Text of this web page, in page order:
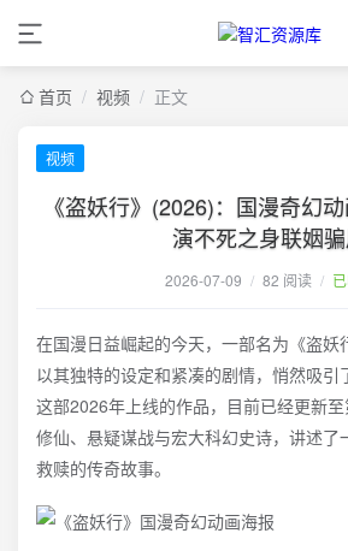
首页 / 视频 / 正文
视频
《盗妖行》(2026)：国漫奇幻
演不死之身联姻
2026-07-09 / 82 阅读 /
在国漫日益崛起的今天，一部名为《盗妖
以其独特的设定和紧凑的剧情，悄然吸引
这部2026年上线的作品，目前已经更新
修仙、悬疑谋战与宏大科幻史诗，讲述了
救赎的传奇故事。